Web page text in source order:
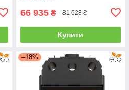
66 935 ₴ 81 628 ₴
Купити
–18%